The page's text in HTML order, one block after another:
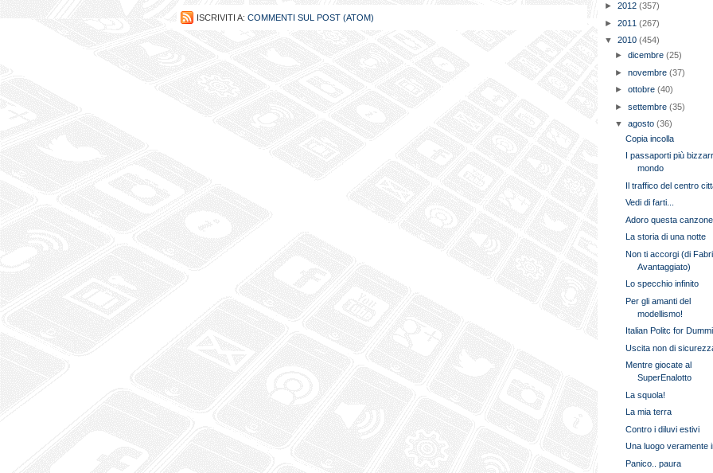
ISCRIVITI A: COMMENTI SUL POST (ATOM)
► 2012 (357)
► 2011 (267)
▼ 2010 (454)
►dicembre(25)
►novembre(37)
►ottobre(40)
►settembre(35)
▼agosto(36)
Copia incolla
I passaporti più
mondo
Il traffico del centro
Vedi di farti...
Adoro questa
La storia di una notte
Non ti accorgi (di
Avantaggiato)
Lo specchio infinito
Per gli amanti del
modellismo!
Italian Politc for
Uscita non di
Mentre giocate al
SuperEnalotto
La squola!
La mia terra
Contro i diluvi estivi
Una luogo veramente
Panico.. paura